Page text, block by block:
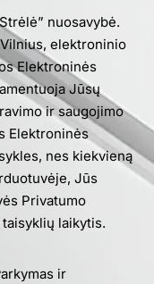
nuosavybė.
elektroninio
Elektroninės
Jūsų
ir saugojimo
Elektroninės
nes kiekvieną
Jūs
Privatumo
laikytis.
ir